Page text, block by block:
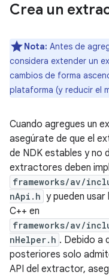
Crea un
Nota: Antes de
considera extender un
cambios de forma
plataforma (y reducir el
Cuando agregues un
asegúrate de que el
de NDK estables y no
extractores deben
frameworks/av/
nApi.h y pueden
C++ en
frameworks/av/
nHelper.h . Debido a
posteriores solo
API del extractor,